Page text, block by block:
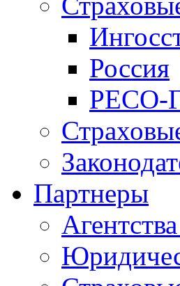
Россия
РЕСО-
Партнеры